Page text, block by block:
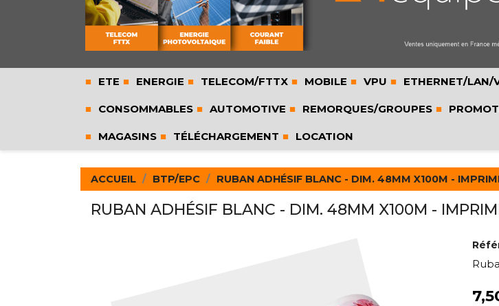
ETE ENERGIE TELECOM/FTTX MOBILE VPU ETHERNET/LAN/
CONSOMMABLES AUTOMOTIVE REMORQUES/GROUPES
MAGASINS TÉLÉCHARGEMENT LOCATION
ACCUEIL BTP/EPC RUBAN ADHÉSIF BLANC - DIM. 48MM X100M -
RUBAN ADHÉSIF BLANC - DIM. 48MM X100M -